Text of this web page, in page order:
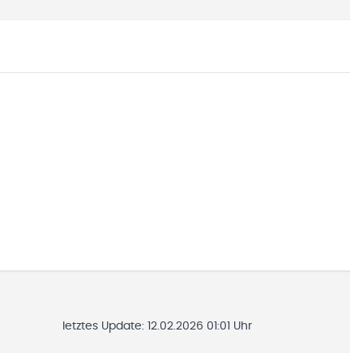
letztes Update: 12.02.2026 01:01 Uhr